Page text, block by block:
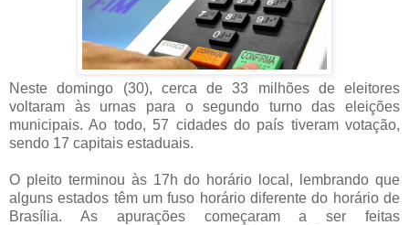
Neste domingo (30), cerca de 33 milhões de eleitores
voltaram às urnas para o segundo turno das eleições
municipais. Ao todo, 57 cidades do país tiveram votação,
sendo 17 capitais estaduais.
O pleito terminou às 17h do horário local, lembrando que
alguns estados têm um fuso horário diferente do horário de
Brasília. As apurações começaram a ser feitas